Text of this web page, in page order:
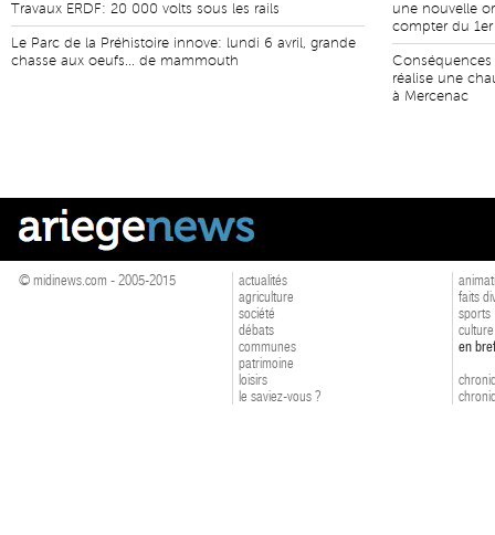
Travaux ERDF: 20 000 volts sous les rails
Le Parc de la Préhistoire innove: lundi 6 avril, grande
chasse aux oeufs... de mammouth
une nouvelle
compter du
réalise une
à Mercenac
© midinews.com - 2005-2015
actualités
agriculture
société
débats
communes
patrimoine
loisirs
le saviez-vous ?
faits
sports
culture
en bref